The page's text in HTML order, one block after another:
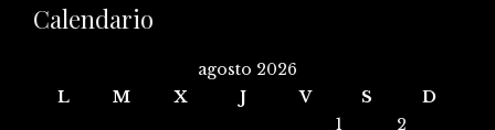
Calendario
agosto 2026
L
M X J V S
D
1
2